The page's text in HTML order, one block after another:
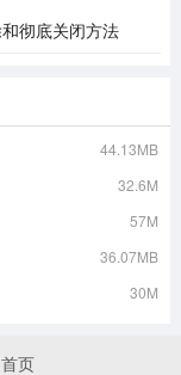
彻底关闭方法
44.13MB
32.6M
57M
36.07MB
30M
页